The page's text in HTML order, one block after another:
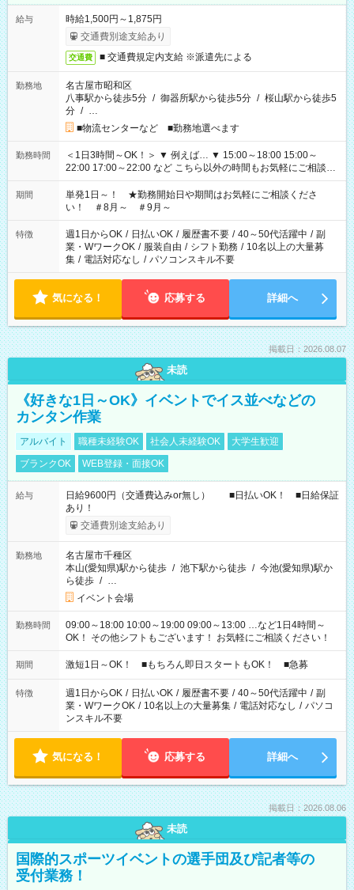
給与
時給1,500円～1,875円
交通費別途支給あり
交通費 ■ 交通費規定内支給 ※派遣先による
勤務地
名古屋市昭和区
八事駅から徒歩5分 / 御器所駅から徒歩5分 / 桜山駅から徒歩5
分 / …
■物流センターなど ■勤務地選べます
勤務時間
＜1日3時間～OK！＞ ▼ 例えば… ▼ 15:00～18:00 15:00～
22:00 17:00～22:00 など こちら以外の時間もお気軽にご相談く
ださい！
期間
単発1日～！ ★勤務開始日や期間はお気軽にご相談くださ
い！ ＃8月～ ＃9月～
特徴 週1日からOK / 日払いOK / 履歴書不要 / 40～50代活躍中 / 副
業・WワークOK / 服装自由 / シフト勤務 / 10名以上の大量募
集 / 電話対応なし / パソコンスキル不要
気になる！ 応募する 詳細へ
掲載日：2026.08.07
未読
《好きな1日～OK》イベントでイス並べなどの
カンタン作業
アルバイト 職種未経験OK 社会人未経験OK
大学生歓迎
ブランクOK
WEB登録・面接OK
給与
日給9600円（交通費込みor無し） ■日払いOK！ ■日給保証
あり！
交通費別途支給あり
勤務地
名古屋市千種区
本山(愛知県)駅から徒歩 / 池下駅から徒歩 / 今池(愛知県)駅か
ら徒歩 / …
イベント会場
勤務時間
09:00～18:00 10:00～19:00 09:00～13:00 …など1日4時間～
OK！ その他シフトもございます！ お気軽にご相談ください！
期間 激短1日～OK！ ■もちろん即日スタートもOK！ ■急募
特徴 週1日からOK / 日払いOK / 履歴書不要 / 40～50代活躍中 / 副
業・WワークOK / 10名以上の大量募集 / 電話対応なし / パソコ
ンスキル不要
気になる！ 応募する 詳細へ
掲載日：2026.08.06
未読
国際的スポーツイベントの選手団及び記者等の
受付業務！